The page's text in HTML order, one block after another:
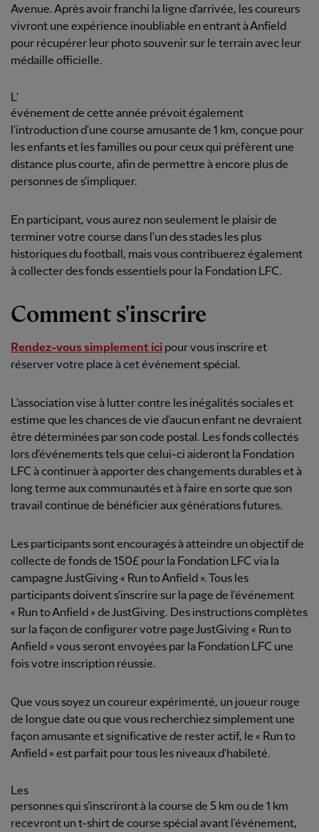
Avenue. Après avoir franchi la ligne d'arrivée, les coureurs
vivront une expérience inoubliable en entrant à Anfield
pour récupérer leur photo souvenir sur le terrain avec leur
médaille officielle.
L'
événement de cette année prévoit également
l'introduction d'une course amusante de 1 km, conçue pour
les enfants et les familles ou pour ceux qui préfèrent une
distance plus courte, afin de permettre à encore plus de
personnes de s'impliquer.
En participant, vous aurez non seulement le plaisir de
terminer votre course dans l'un des stades les plus
historiques du football, mais vous contribuerez également
à collecter des fonds essentiels pour la Fondation LFC.
Comment s'inscrire
Rendez-vous simplement ici pour vous inscrire et
réserver votre place à cet événement spécial.
L'association vise à lutter contre les inégalités sociales et
estime que les chances de vie d'aucun enfant ne devraient
être déterminées par son code postal. Les fonds collectés
lors d'événements tels que celui-ci aideront la Fondation
LFC à continuer à apporter des changements durables et à
long terme aux communautés et à faire en sorte que son
travail continue de bénéficier aux générations futures.
Les participants sont encouragés à atteindre un objectif de
collecte de fonds de 150£ pour la Fondation LFC via la
campagne JustGiving « Run to Anfield ». Tous les
participants doivent s'inscrire sur la page de l'événement
« Run to Anfield » de JustGiving. Des instructions complètes
sur la façon de configurer votre page JustGiving « Run to
Anfield » vous seront envoyées par la Fondation LFC une
fois votre inscription réussie.
Que vous soyez un coureur expérimenté, un joueur rouge
de longue date ou que vous recherchiez simplement une
façon amusante et significative de rester actif, le « Run to
Anfield » est parfait pour tous les niveaux d'habileté.
Les
personnes qui s'inscriront à la course de 5 km ou de 1 km
recevront un t-shirt de course spécial avant l'événement,